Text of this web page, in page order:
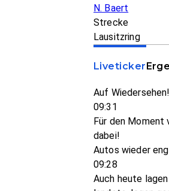
N. Baert
Strecke
Lausitzring
Liveticker
Auf Wiedersehen!
09:31
Für den Moment
dabei!
Autos wieder
09:28
Auch heute